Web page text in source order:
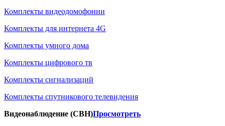
Комплекты видеодомофонии
Комплекты для интернета 4G
Комплекты умного дома
Комплекты цифрового тв
Комплекты сигнализаций
Комплекты спутникового телевидения
Видеонаблюдение (СВН)Просмотреть